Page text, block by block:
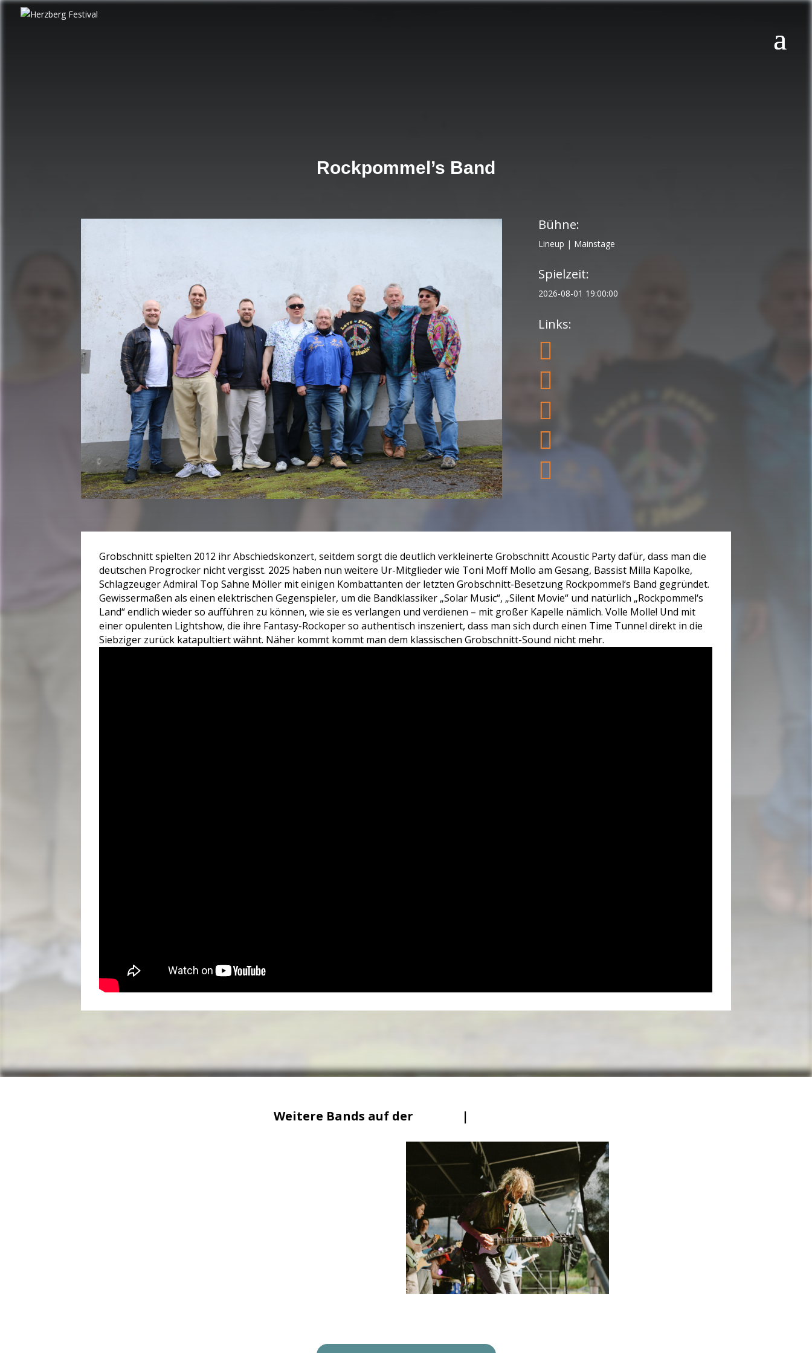
Rockpommel’s Band
Bühne:
Lineup | Mainstage
Spielzeit:
2026-08-01 19:00:00
Links:





Grobschnitt spielten 2012 ihr Abschiedskonzert, seitdem sorgt die deutlich verkleinerte Grobschnitt Acoustic Party dafür, dass man die
deutschen Progrocker nicht vergisst. 2025 haben nun weitere Ur-Mitglieder wie Toni Moff Mollo am Gesang, Bassist Milla Kapolke,
Schlagzeuger Admiral Top Sahne Möller mit einigen Kombattanten der letzten Grobschnitt-Besetzung Rockpommel‘s Band gegründet.
Gewissermaßen als einen elektrischen Gegenspieler, um die Bandklassiker „Solar Music“, „Silent Movie“ und natürlich „Rockpommel‘s
Land“ endlich wieder so aufführen zu können, wie sie es verlangen und verdienen – mit großer Kapelle nämlich. Volle Molle! Und mit
einer opulenten Lightshow, die ihre Fantasy-Rockoper so authentisch inszeniert, dass man sich durch einen Time Tunnel direkt in die
Siebziger zurück katapultiert wähnt. Näher kommt kommt man dem klassischen Grobschnitt-Sound nicht mehr.
Weitere Bands auf der |